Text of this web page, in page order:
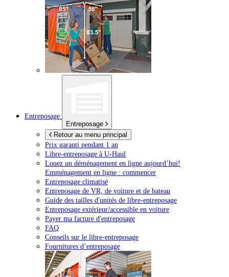
Entreposage
Entreposage
Retour au menu principal
Prix garanti pendant 1 an
Libre-entreposage à U-Haul
Louez un déménagement en ligne aujourd’hui!
Emménagement en ligne : commencer
Entreposage climatisé
Entreposage de VR, de voiture et de bateau
Guide des tailles d'unités de libre-entreposage
Entreposage extérieur/accessible en voiture
Payer ma facture d'entreposage
FAQ
Conseils sur le libre-entreposage
Fournitures d’entreposage